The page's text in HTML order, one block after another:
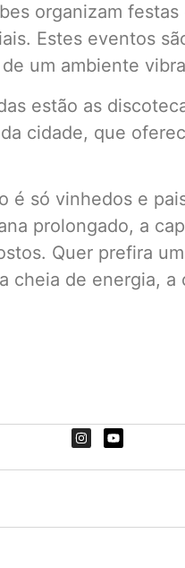
organizam
Estes eventos
um ambiente
estão as
cidade, que
é só vinhedos e
prolongado, a
Quer prefira
cheia de energia,